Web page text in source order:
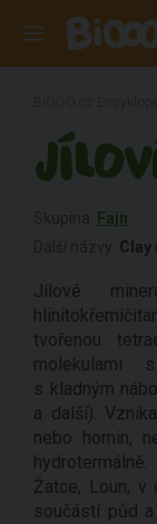
Fajn
Clay
Jílové
tvořenou
molekulami
s kladným
a další).
nebo hornin,
Žatce, Loun, v
součástí půd